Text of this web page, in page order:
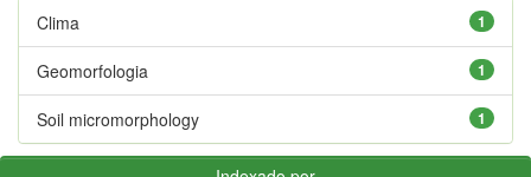
1
Clima
1
Geomorfologia
1
Soil micromorphology